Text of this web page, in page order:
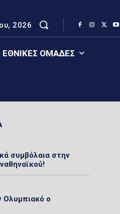
2026
ΕΘΝΙΚΈΣ ΟΜΆΔΕΣ
συμβόλαια στην
ο